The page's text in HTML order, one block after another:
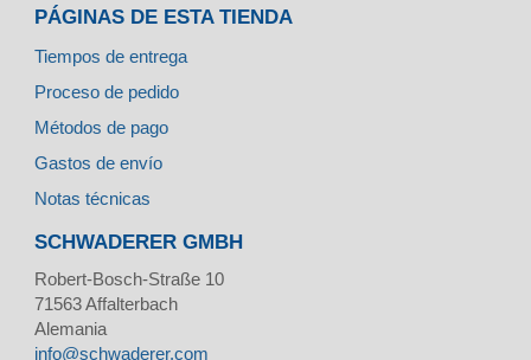
PÁGINAS DE ESTA TIENDA
Tiempos de entrega
Proceso de pedido
Métodos de pago
Gastos de envío
Notas técnicas
SCHWADERER GMBH
Robert-Bosch-Straße 10
71563Affalterbach
Alemania
info@schwaderer.com